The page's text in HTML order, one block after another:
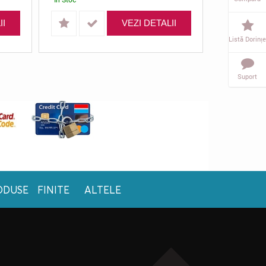
VEZI DETALII
FINITE ALTELE
Listă Dorințe
Suport